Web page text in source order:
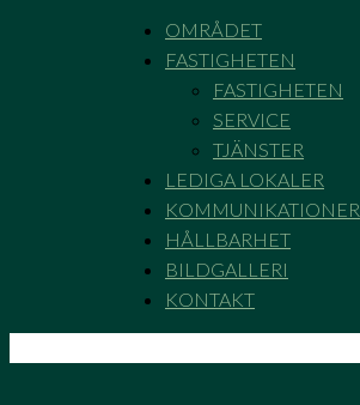
OMRÅDET
FASTIGHETEN
FASTIGHETEN
SERVICE
TJÄNSTER
LEDIGA LOKALER
KOMMUNIKATIONER
HÅLLBARHET
BILDGALLERI
KONTAKT